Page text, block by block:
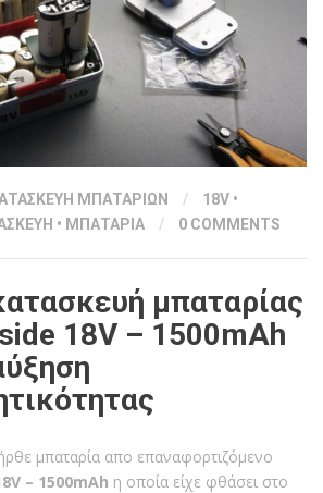
ΜΠΑΤΑΡΙΩΝ / 18V •
• ΜΠΑΤΑΡΙΑ / 0 COMMENTS
μπαταρίας
18V – 1500mAh
μπαταρία απο επαναφορτιζόμενο
– 1500mAh η οποία είχε φθάσει στο